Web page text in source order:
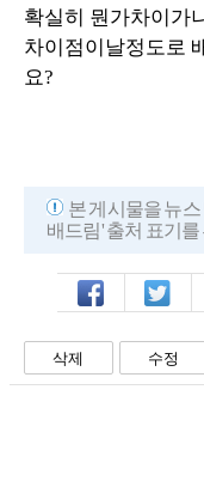
확실히 뭔가차이가
차이점이날정도로
요?
본 게시물을 뉴
배드림' 출처 표기
페북 트윗
삭제 수정